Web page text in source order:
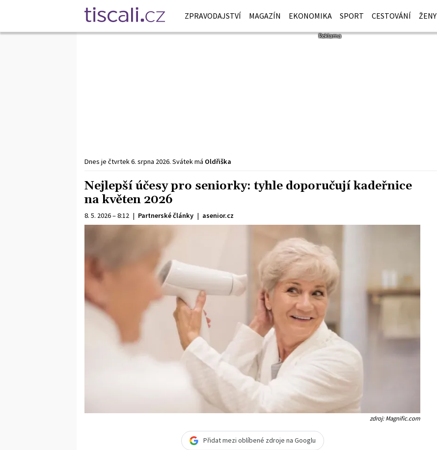
ZPRAVODAJSTVÍ MAGAZÍN EKONOMIKA SPORT CESTOVÁNÍ ŽENY
Dnes je čtvrtek6. srpna 2026. Svátek má Oldřiška
Nejlepší účesy pro seniorky: tyhle doporučují kadeřnice
na květen 2026
8. 5. 2026 – 8:12 | Partnerské články | asenior.cz
zdroj: Magnific.com
Přidat mezi oblíbené zdroje na Googlu